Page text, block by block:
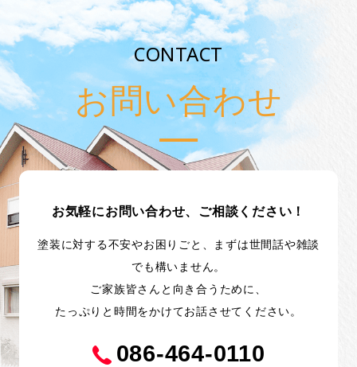
CONTACT
お問い合わせ
お気軽にお問い合わせ、ご相談ください！
塗装に対する不安やお困りごと、まずは世間話や雑談
でも構いません。
ご家族皆さんと向き合うために、
たっぷりと時間をかけてお話させてください。
086-464-0110